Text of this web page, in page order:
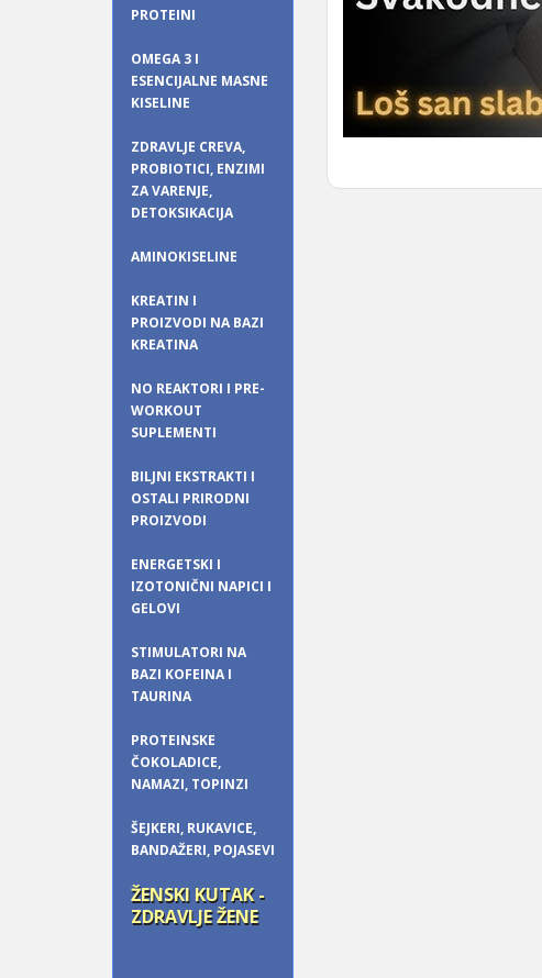
PROTEINI
OMEGA 3 I
ESENCIJALNE MASNE
KISELINE
ZDRAVLJE CREVA,
PROBIOTICI, ENZIMI
ZA VARENJE,
DETOKSIKACIJA
AMINOKISELINE
KREATIN I
PROIZVODI NA BAZI
KREATINA
NO REAKTORI I PRE-
WORKOUT
SUPLEMENTI
BILJNI EKSTRAKTI I
OSTALI PRIRODNI
PROIZVODI
ENERGETSKI I
IZOTONIČNI NAPICI I
GELOVI
STIMULATORI NA
BAZI KOFEINA I
TAURINA
PROTEINSKE
ČOKOLADICE,
NAMAZI, TOPINZI
ŠEJKERI, RUKAVICE,
BANDAŽERI, POJASEVI
ŽENSKI KUTAK -
ZDRAVLJE ŽENE